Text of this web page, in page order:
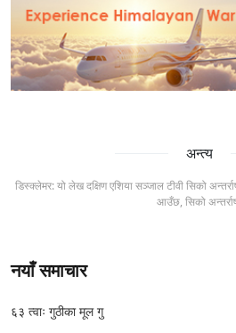
अन्त्य
डिस्क्लेमर: यो लेख दक्षिण एशिया सञ्जाल टीवी सिको
आउँछ, सिको
नयाँ समाचार
६३ त्वाः गुठीका मूल गु